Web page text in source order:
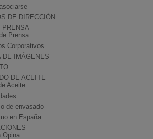
DE DIRECCIÓN
PRENSA
Prensa
Corporativos
DE IMÁGENES
DE ACEITE
Aceite
de envasado
en España
Opina